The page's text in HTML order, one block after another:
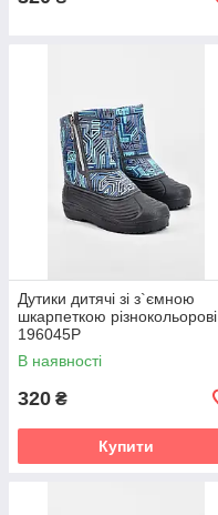
Дутики дитячі зі з`ємною
шкарпеткою різнокольорові
196045P
В наявності
320 ₴
Купити